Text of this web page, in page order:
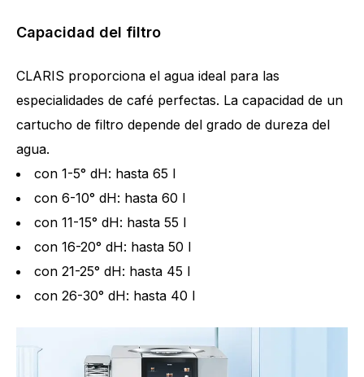
Capacidad del filtro
CLARIS proporciona el agua ideal para las
especialidades de café perfectas. La capacidad de un
cartucho de filtro depende del grado de dureza del
agua.
con 1-5° dH: hasta 65 l
con 6-10° dH: hasta 60 l
con 11-15° dH: hasta 55 l
con 16-20° dH: hasta 50 l
con 21-25° dH: hasta 45 l
con 26-30° dH: hasta 40 l